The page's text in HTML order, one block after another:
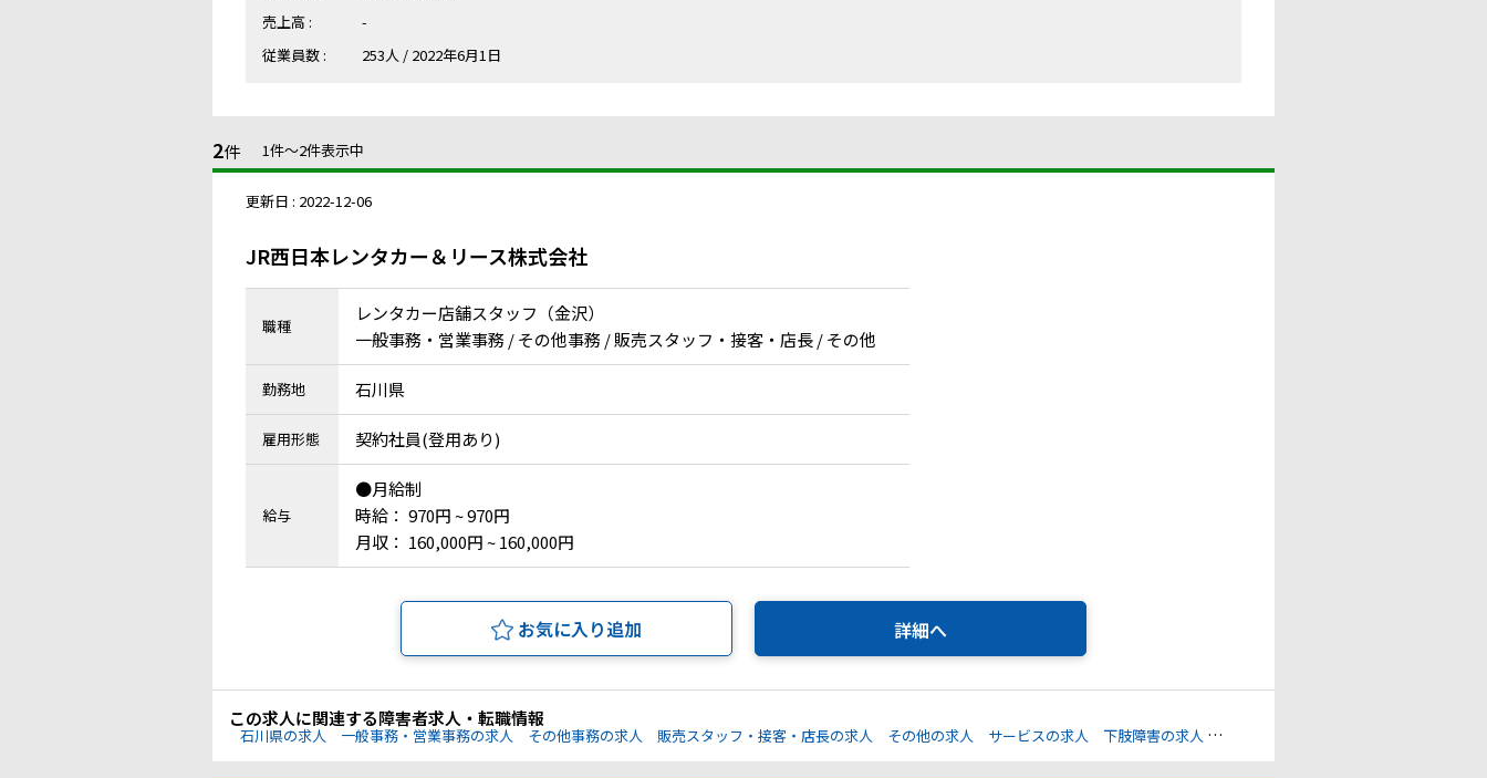
売上高 :
-
従業員数 :
253人 / 2022年6月1日
2件 1件〜2件表示中
更新日 : 2022-12-06
JR西日本レンタカー＆リース株式会社
職種
レンタカー店舗スタッフ（金沢）
一般事務・営業事務 / その他事務 / 販売スタッフ・接客・店長 / その他
勤務地 石川県
雇用形態 契約社員(登用あり)
給与
●月給制
時給： 970円 ~ 970円
月収： 160,000円 ~ 160,000円
お気に入り追加 詳細へ
この求人に関連する障害者求人・転職情報
石川県の求人 一般事務・営業事務の求人 その他事務の求人 販売スタッフ・接客・店長の求人 その他の求人 サービスの求人 下肢障害の求人 心臓機能障害の求人